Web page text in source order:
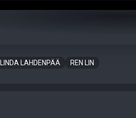
LINDA LAHDENPÄÄ REN LIN